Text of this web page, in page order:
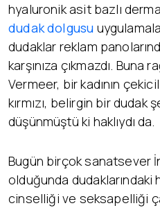
hyaluronik asit bazlı
dudak dolgusu
dudaklar reklam
karşınıza çıkmazdı. Buna
Vermeer, bir kadının
kırmızı, belirgin bir dudak
düşünmüştü ki haklıydı da.
Bugün birçok sanatsever
olduğunda dudaklarındaki
cinselliği ve seksapelliği